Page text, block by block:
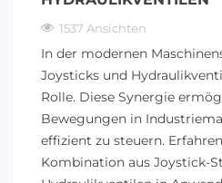
1537 Ansichten
In der modernen
Joysticks und
Rolle. Diese Synergie
Bewegungen in
effizient zu steuern.
Kombination aus Joystick-